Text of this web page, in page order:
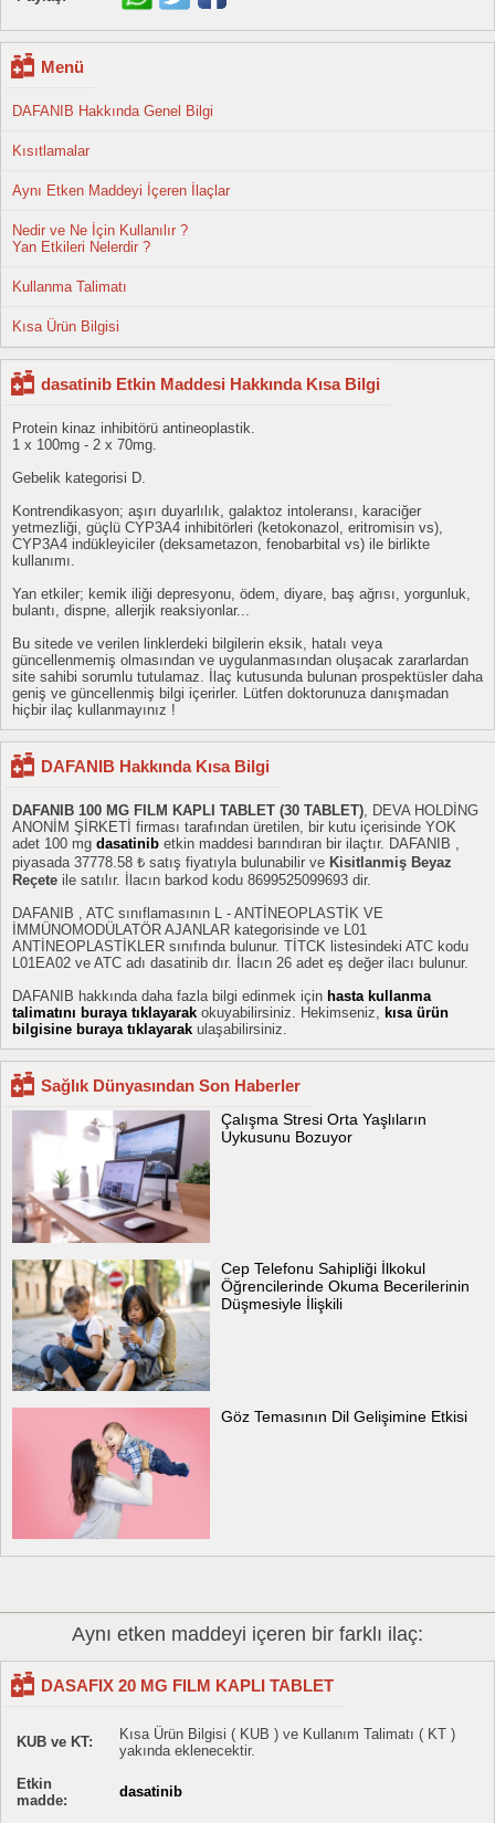
Menü
DAFANIB Hakkında Genel Bilgi
Kısıtlamalar
Aynı Etken Maddeyi İçeren İlaçlar
Nedir ve Ne İçin Kullanılır ?
Yan Etkileri Nelerdir ?
Kullanma Talimatı
Kısa Ürün Bilgisi
dasatinib Etkin Maddesi Hakkında Kısa Bilgi
Protein kinaz inhibitörü antineoplastik.
1 x 100mg - 2 x 70mg.
Gebelik kategorisi D.
Kontrendikasyon; aşırı duyarlılık, galaktoz intoleransı, karaciğer
yetmezliği, güçlü CYP3A4 inhibitörleri (ketokonazol, eritromisin vs),
CYP3A4 indükleyiciler (deksametazon, fenobarbital vs) ile birlikte
kullanımı.
Yan etkiler; kemik iliği depresyonu, ödem, diyare, baş ağrısı, yorgunluk,
bulantı, dispne, allerjik reaksiyonlar...
Bu sitede ve verilen linklerdeki bilgilerin eksik, hatalı veya
güncellenmemiş olmasından ve uygulanmasından oluşacak zararlardan
site sahibi sorumlu tutulamaz. İlaç kutusunda bulunan prospektüsler daha
geniş ve güncellenmiş bilgi içerirler. Lütfen doktorunuza danışmadan
hiçbir ilaç kullanmayınız !
DAFANIB Hakkında Kısa Bilgi
DAFANIB 100 MG FILM KAPLI TABLET (30 TABLET), DEVA HOLDİNG
ANONİM ŞİRKETİ firması tarafından üretilen, bir kutu içerisinde YOK
adet 100 mg dasatinib etkin maddesi barındıran bir ilaçtır. DAFANIB ,
piyasada 37778.58 ₺ satış fiyatıyla bulunabilir ve Kisitlanmiş Beyaz
Reçete ile satılır. İlacın barkod kodu 8699525099693 dir.
DAFANIB , ATC sınıflamasının L - ANTİNEOPLASTİK VE
İMMÜNOMODÜLATÖR AJANLAR kategorisinde ve L01
ANTİNEOPLASTİKLER sınıfında bulunur. TİTCK listesindeki ATC kodu
L01EA02 ve ATC adı dasatinib dır. İlacın 26 adet eş değer ilacı bulunur.
DAFANIB hakkında daha fazla bilgi edinmek için hasta kullanma
talimatını buraya tıklayarak okuyabilirsiniz. Hekimseniz, kısa ürün
bilgisine buraya tıklayarak ulaşabilirsiniz.
Sağlık Dünyasından Son Haberler
Çalışma Stresi Orta Yaşlıların
Uykusunu Bozuyor
Cep Telefonu Sahipliği İlkokul
Öğrencilerinde Okuma Becerilerinin
Düşmesiyle İlişkili
Göz Temasının Dil Gelişimine Etkisi
Aynı etken maddeyi içeren bir farklı ilaç:
DASAFIX 20 MG FILM KAPLI TABLET
KUB ve KT:
Kısa Ürün Bilgisi ( KUB ) ve Kullanım Talimatı ( KT )
yakında eklenecektir.
Etkin
madde:
dasatinib